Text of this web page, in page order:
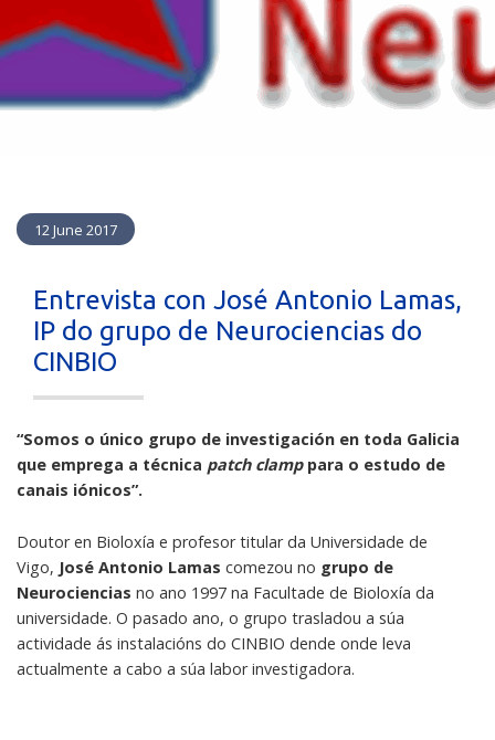
12 June 2017
Entrevista con José Antonio Lamas,
IP do grupo de Neurociencias do
CINBIO
“Somos o único grupo de investigación en toda Galicia
que emprega a técnica patch clamp para o estudo de
canais iónicos”.
Doutor en Bioloxía e profesor titular da Universidade de
Vigo, José Antonio Lamas comezou no grupo de
Neurociencias no ano 1997 na Facultade de Bioloxía da
universidade. O pasado ano, o grupo trasladou a súa
actividade ás instalacións do CINBIO dende onde leva
actualmente a cabo a súa labor investigadora.